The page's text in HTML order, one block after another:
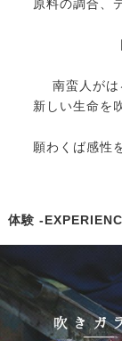
原料の調合、
南蛮人が
新しい生命を
願わくば感性
体験 -